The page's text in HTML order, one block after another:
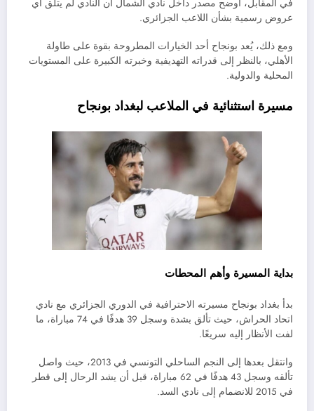
في المقابل، أوضح مصدر داخل نادي الشمال أن النادي لم يتلق أي
عروض رسمية بشأن اللاعب الجزائري.
ومع ذلك، يُعد بونجاح أحد الخيارات المطروحة بقوة على طاولة
الأهلي، بالنظر إلى قدراته التهديفية وخبرته الكبيرة على المستويات
المحلية والدولية.
مسيرة استثنائية في الملاعب لبغداد بونجاح
بداية المسيرة وأهم المحطات
بدأ بغداد بونجاح مسيرته الاحترافية في الدوري الجزائري مع نادي
اتحاد الحراش، حيث تألق بشدة وسجل 39 هدفًا في 74 مباراة، ما
لفت الأنظار إليه سريعًا.
وانتقل بعدها إلى النجم الساحلي التونسي في 2013، حيث واصل
تألقه وسجل 43 هدفًا في 62 مباراة، قبل أن يشد الرحال إلى قطر
في 2015 للانضمام إلى نادي السد.